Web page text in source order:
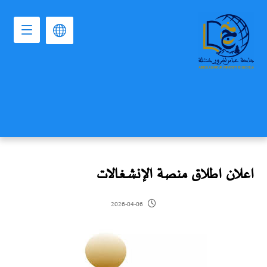
اعلان اطلاق منصة الإنشغالات
2026-04-06